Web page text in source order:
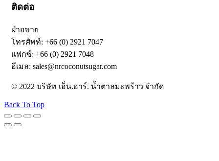
ติดต่อ
ฝ่ายขาย
โทรศัพท์: +66 (0) 2921 7047
แฟกซ์: +66 (0) 2921 7048
อีเมล: sales@nrcoconutsugar.com
© 2022 บริษัท เอ็น.อาร์. น้ำตาลมะพร้าว จำกัด
Back To Top